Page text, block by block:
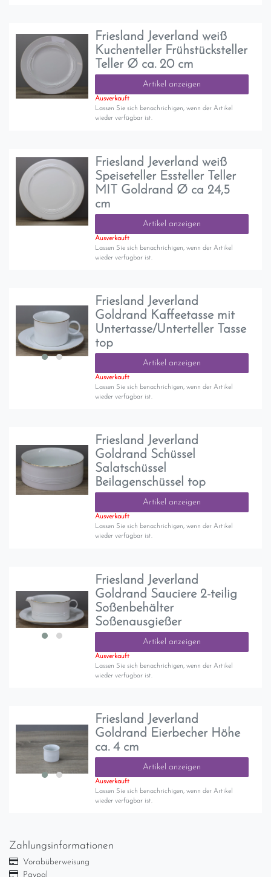
Friesland Jeverland weiß
Kuchenteller Frühstücksteller
Teller Ø ca. 20 cm
Artikel anzeigen
Ausverkauft
Lassen Sie sich benachrichigen, wenn der Artikel
wieder verfügbar ist.
Friesland Jeverland weiß
Speiseteller Essteller Teller
MIT Goldrand Ø ca 24,5
cm
Artikel anzeigen
Ausverkauft
Lassen Sie sich benachrichigen, wenn der Artikel
wieder verfügbar ist.
Friesland Jeverland
Goldrand Kaffeetasse mit
Untertasse/Unterteller Tasse
top
Artikel anzeigen
Ausverkauft
Lassen Sie sich benachrichigen, wenn der Artikel
wieder verfügbar ist.
Friesland Jeverland
Goldrand Schüssel
Salatschüssel
Beilagenschüssel top
Artikel anzeigen
Ausverkauft
Lassen Sie sich benachrichigen, wenn der Artikel
wieder verfügbar ist.
Friesland Jeverland
Goldrand Sauciere 2-teilig
Soßenbehälter
Soßenausgießer
Artikel anzeigen
Ausverkauft
Lassen Sie sich benachrichigen, wenn der Artikel
wieder verfügbar ist.
Friesland Jeverland
Goldrand Eierbecher Höhe
ca. 4 cm
Artikel anzeigen
Ausverkauft
Lassen Sie sich benachrichigen, wenn der Artikel
wieder verfügbar ist.
Zahlungsinformationen
Vorabüberweisung
Paypal